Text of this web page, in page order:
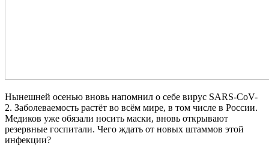
Нынешней осенью вновь напомнил о себе вирус SARS-CoV-
2. Заболеваемость растёт во всём мире, в том числе в России.
Медиков уже обязали носить маски, вновь открывают
резервные госпитали. Чего ждать от новых штаммов этой
инфекции?